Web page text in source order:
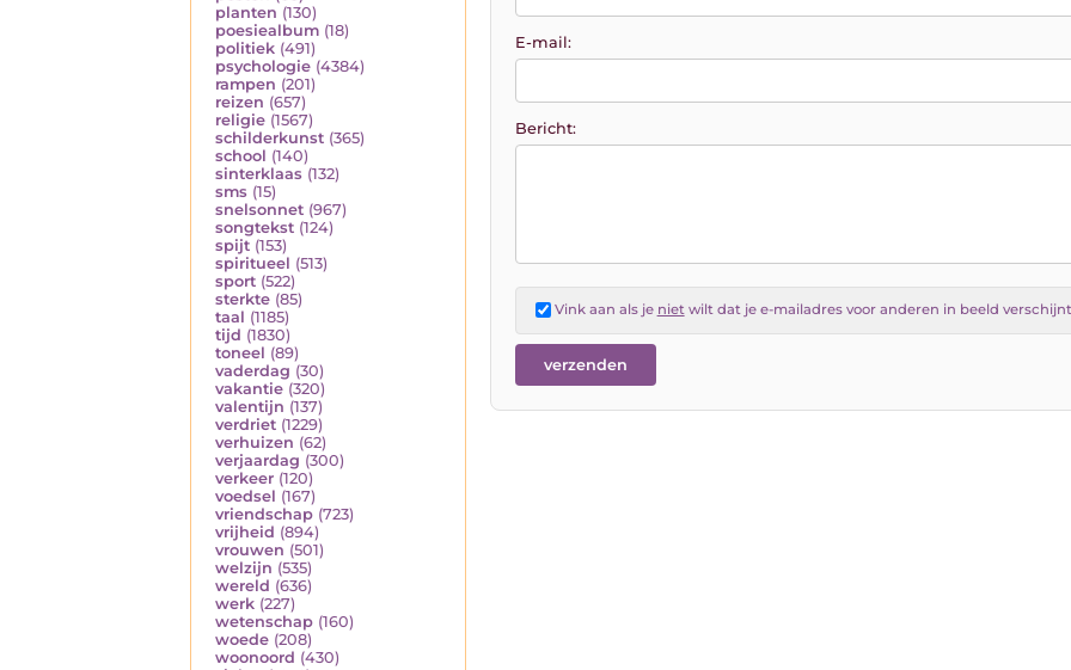
planten (130)
poesiealbum (18)
politiek (491)
psychologie (4384)
rampen (201)
reizen (657)
religie (1567)
schilderkunst (365)
school (140)
sinterklaas (132)
sms (15)
snelsonnet (967)
songtekst (124)
spijt (153)
spiritueel (513)
sport (522)
sterkte (85)
taal (1185)
tijd (1830)
toneel (89)
vaderdag (30)
vakantie (320)
valentijn (137)
verdriet (1229)
verhuizen (62)
verjaardag (300)
verkeer (120)
voedsel (167)
vriendschap (723)
vrijheid (894)
vrouwen (501)
welzijn (535)
wereld (636)
werk (227)
wetenschap (160)
woede (208)
woonoord (430)
E-mail:
Bericht:
Vink aan als je nietwilt dat je e-mailadres voor anderen in beeld verschijnt